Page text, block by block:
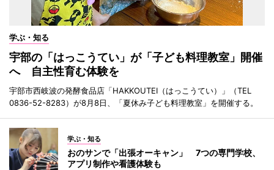
学ぶ・知る
宇部の「はっこうてい」が「子ども料理教室」開催
へ 自主性育む体験を
宇部市西岐波の発酵食品店「HAKKOUTEI（はっこうてい）」（TEL
0836-52-8283）が8月8日、「夏休み子ども料理教室」を開催する。
学ぶ・知る
おのサンで「出張オーキャン」 7つの専門学校、
アプリ制作や看護体験も